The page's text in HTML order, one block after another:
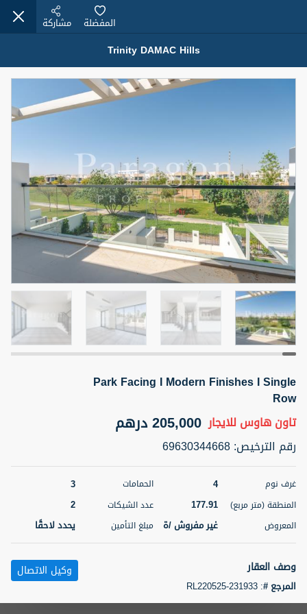
شقةللإيجار 95,000 درهم
3
سرير
1
حمام
1
المنطقة (متر
مربع)
70.03
المعروض
غير مفروش /ة
الشيكات
1
اسم الوسيط
NILOOFAR ABBAS VAKIL
رقم الوسيط
أتصل الأن
5 أشهر +
ELBRUS TOWER UNIT 2701 ON RENT
شقة
سرير
1
71.39
مفروش/ ة 2
اسم الوسيط
ABDEMANAF EQBALBHAI KHANBHAI
KHANBHAI EQBALBHAI SIRAJUDDIN
أتصل
الأن
5 أشهر +
Trinity DAMAC Hills
المفضلة مشاركة
Park Facing I Modern Finishes I Single
Row
تاون هاوس للايجار 205,000 درهم
رقم الترخيص:
69630344668
غرف نوم 4 الحمامات 3
المنطقة (متر مربع) 177.91 عدد الشيكات 2
المعروض غير مفروش /ة مبلغ التأمين يحدد لاحقًا
وصف العقار
المرجع #:
RL220525-231933
وكيل الاتصال تصفية خريطة